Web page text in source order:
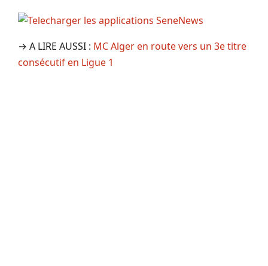
→ A LIRE AUSSI : MC Alger en route vers un 3e titre
consécutif en Ligue 1